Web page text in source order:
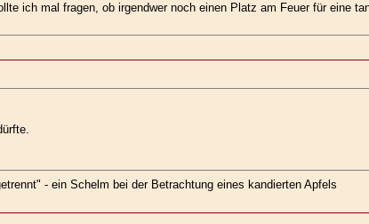
ich mal fragen, ob irgendwer noch einen Platz am Feuer für eine
- ein Schelm bei der Betrachtung eines kandierten Apfels